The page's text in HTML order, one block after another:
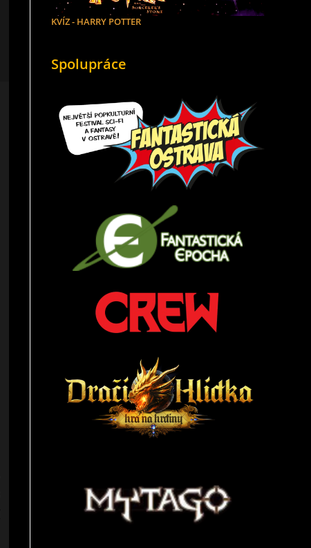
KVÍZ - HARRY POTTER
Spolupráce